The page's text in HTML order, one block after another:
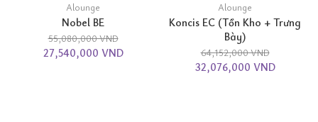
Alounge
Nobel BE
55,080,000 VND
27,540,000 VND
Alounge
Koncis EC (Tồn Kho + Trưng
Bày)
64,152,000 VND
32,076,000 VND